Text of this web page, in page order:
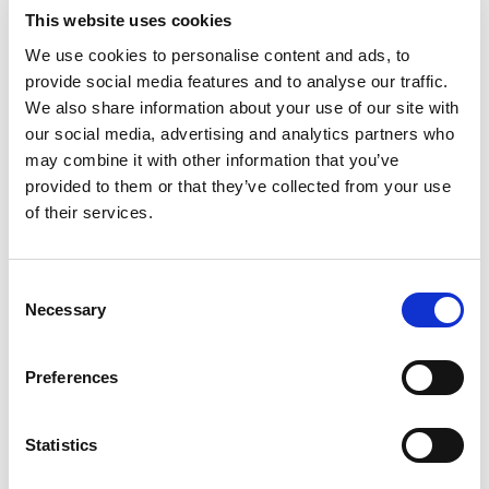
This website uses cookies
We use cookies to personalise content and ads, to
provide social media features and to analyse our traffic.
We also share information about your use of our site with
our social media, advertising and analytics partners who
may combine it with other information that you’ve
provided to them or that they’ve collected from your use
of their services.
Selection
Necessary
Preferences
Statistics
Les référentiels intègrent désormais :
desindicateurs comportementaux,
des compétences ditestransversales
(communication, prise d’initiative),
lacapacité à progresser.
point d’appui
pour le plan de développement
et non un jugement
4. Intégrer le collectif et la culture